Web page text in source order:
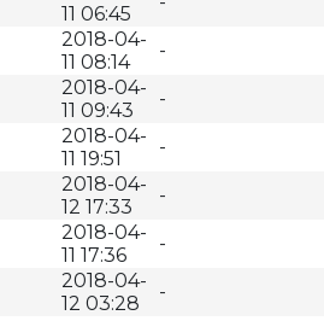
11 06:45
2018-04-
11 08:14
-
2018-04-
11 09:43
-
2018-04-
11 19:51
-
2018-04-
12 17:33
-
2018-04-
11 17:36
-
2018-04-
12 03:28
-